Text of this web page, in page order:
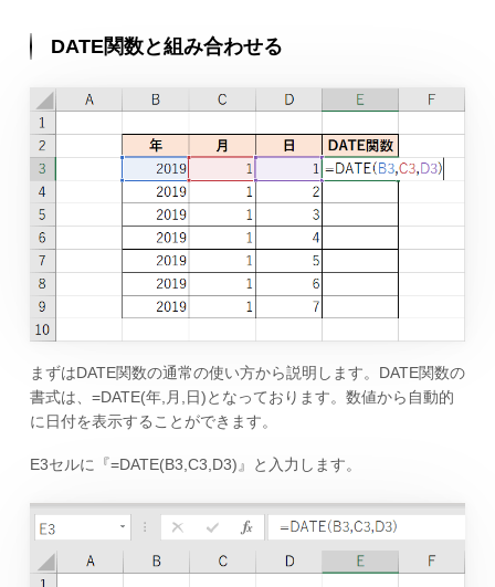
DATE関数と組み合わせる
まずはDATE関数の通常の使い方から説明します。DATE関数の
書式は、=DATE(年,月,日)となっております。数値から自動的
に日付を表示することができます。
E3セルに『=DATE(B3,C3,D3)』と入力します。